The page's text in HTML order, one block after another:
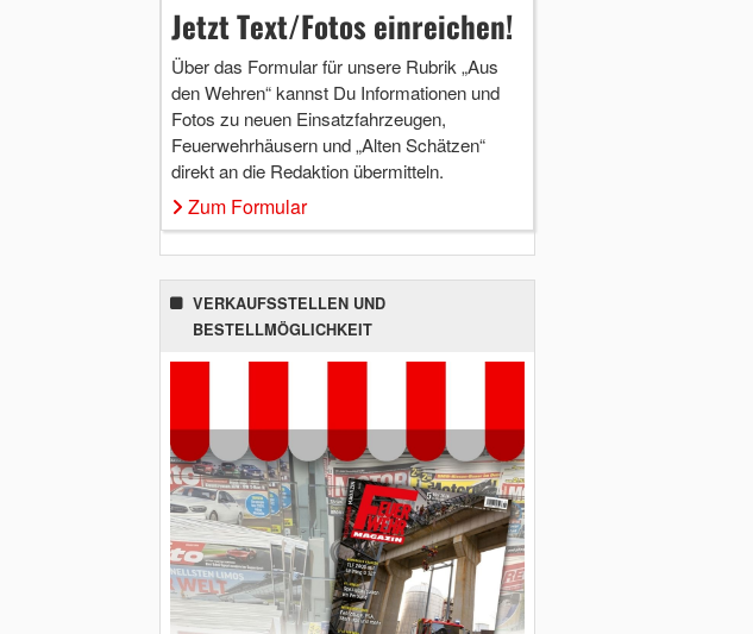
Jetzt Text/Fotos einreichen!
Über das Formular für unsere Rubrik „Aus
den Wehren“ kannst Du Informationen und
Fotos zu neuen Einsatzfahrzeugen,
Feuerwehrhäusern und „Alten Schätzen“
direkt an die Redaktion übermitteln.
Zum Formular
VERKAUFSSTELLEN UND
BESTELLMÖGLICHKEIT